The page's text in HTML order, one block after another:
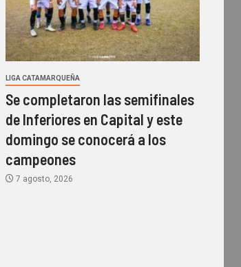
LIGA CATAMARQUEÑA
Se completaron las semifinales
de Inferiores en Capital y este
domingo se conocerá a los
campeones
7 agosto, 2026